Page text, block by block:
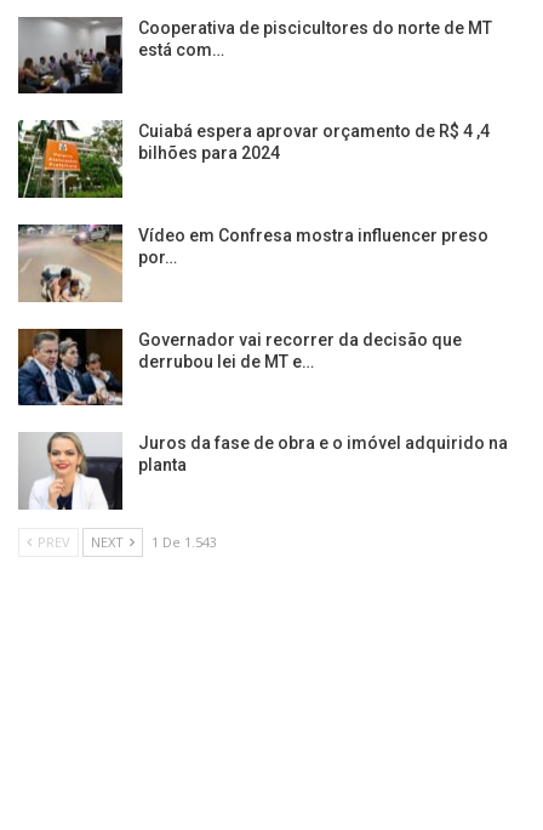
Cooperativa de piscicultores do norte de MT
está com…
Cuiabá espera aprovar orçamento de R$ 4 ,4
bilhões para 2024
Vídeo em Confresa mostra influencer preso
por…
Governador vai recorrer da decisão que
derrubou lei de MT e…
Juros da fase de obra e o imóvel adquirido na
planta
PREV NEXT 1 De 1.543